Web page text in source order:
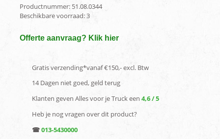
Productnummer: 51.08.0344
Beschikbare voorraad:3
Offerte aanvraag? Klik hier
Gratis verzending*vanaf €150,- excl. Btw
14 Dagen niet goed, geld terug
Klanten geven Alles voor je Truck een 4,6 / 5
Heb je nog vragen over dit product?
☎013-5430000